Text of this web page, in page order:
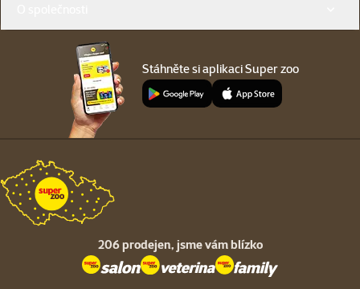
Stáhněte si aplikaci Super zoo
206 prodejen, jsme vám blízko